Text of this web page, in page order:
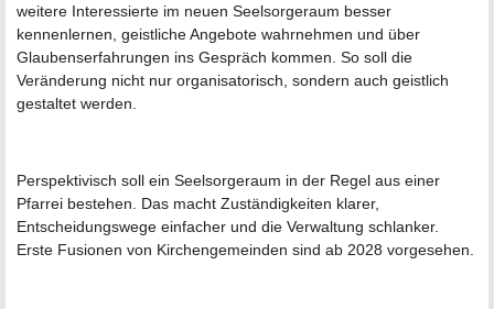
weitere Interessierte im neuen Seelsorgeraum besser
kennenlernen, geistliche Angebote wahrnehmen und über
Glaubenserfahrungen ins Gespräch kommen. So soll die
Veränderung nicht nur organisatorisch, sondern auch geistlich
gestaltet werden.
Perspektivisch soll ein Seelsorgeraum in der Regel aus einer
Pfarrei bestehen. Das macht Zuständigkeiten klarer,
Entscheidungswege einfacher und die Verwaltung schlanker.
Erste Fusionen von Kirchengemeinden sind ab 2028 vorgesehen.